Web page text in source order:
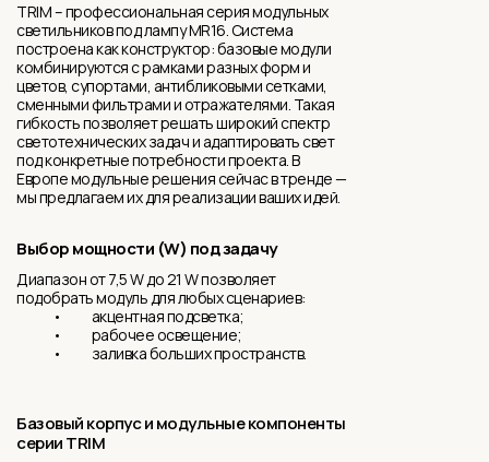
Выбор мощности (W) под задачу
TRIM – профессиональная серия модульных
светильников под лампу MR16. Система
построена как конструктор: базовые модули
комбинируются с рамками разных форм и
цветов, супортами, антибликовыми сетками,
сменными фильтрами и отражателями. Такая
гибкость позволяет решать широкий спектр
светотехнических задач и адаптировать свет
под конкретные потребности проекта. В
Европе модульные решения сейчас в тренде —
мы предлагаем их для реализации ваших идей.
Базовый корпус и модульные компоненты
серии TRIM
Диапазон от 7,5 W до 21 W позволяет
подобрать модуль для любых сценариев:
• акцентная подсветка;
• рабочее освещение;
• заливка больших пространств.